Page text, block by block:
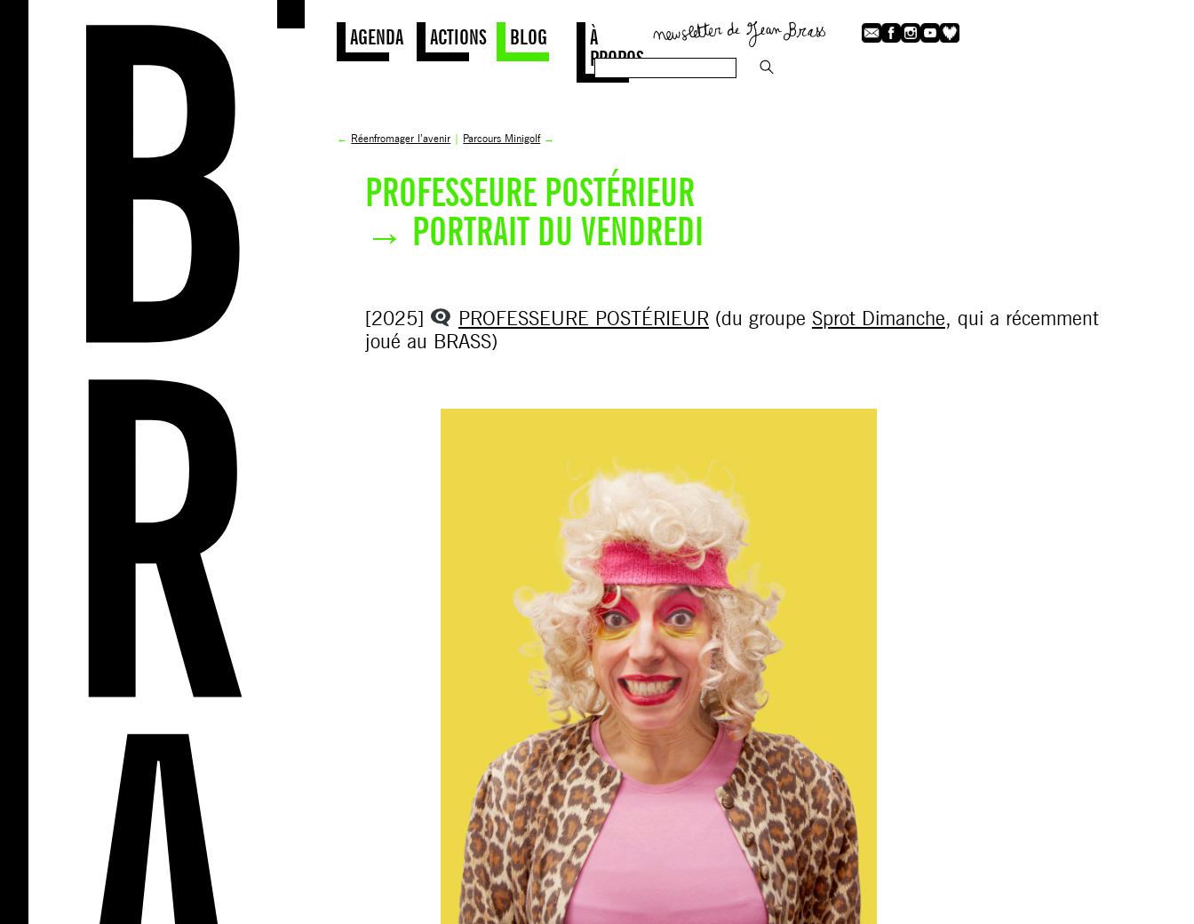
AGENDA ACTIONS BLOG
À
PROPOS
← Réenfromager l’avenir | Parcours Minigolf→
PROFESSEURE POSTÉRIEUR
→ PORTRAIT DU VENDREDI
[2025] PROFESSEURE POSTÉRIEUR (du groupe Sprot Dimanche, qui a récemment
joué au BRASS)